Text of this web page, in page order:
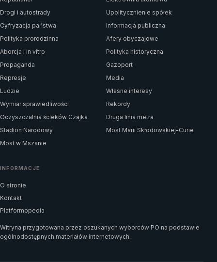
Drogi i autostrady
Upolitycznienie spółek
Cyfryzacja państwa
Informacja publiczna
Polityka prorodzinna
Afery obyczajowe
Aborcja i in vitro
Polityka historyczna
Propaganda
Gazoport
Represje
Media
Ludzie
Własne interesy
Wymiar sprawiedliwości
Rekordy
Oczyszczalnia ścieków Czajka
Druga linia metra
Stadion Narodowy
Most Marii Skłodowskiej-Curie
Most w Mszanie
INFORMACJE
O stronie
Kontakt
Platformopedia
Witryna przygotowana przez oszukanych wyborców PO na podstawie
ogólnodostępnych materiałów internetowych.